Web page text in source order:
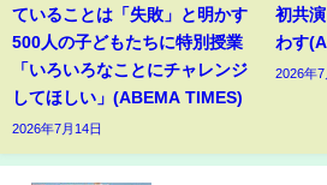
ていることは「失敗」と明かす
500人の子どもたちに特別授業
「いろいろなことにチャレンジ
してほしい」(ABEMA TIMES)
2026年7月14日
初共
わす
2026年7